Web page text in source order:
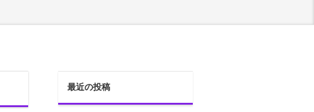
最近の投稿